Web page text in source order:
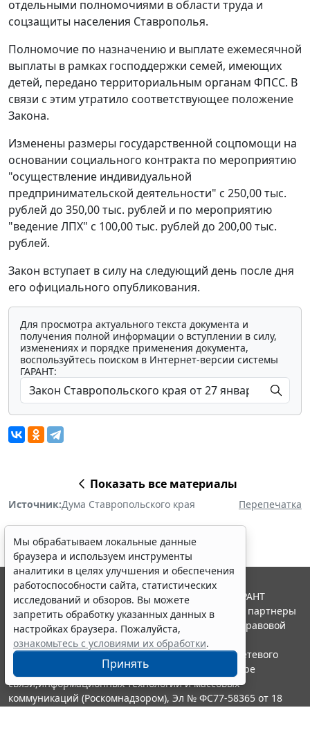
отдельными полномочиями в области труда и
соцзащиты населения Ставрополья.
Полномочие по назначению и выплате ежемесячной
выплаты в рамках господдержки семей, имеющих
детей, передано территориальным органам ФПСС. В
связи с этим утратило соответствующее положение
Закона.
Изменены размеры государственной соцпомощи на
основании социального контракта по мероприятию
"осуществление индивидуальной
предпринимательской деятельности" с 250,00 тыс.
рублей до 350,00 тыс. рублей и по мероприятию
"ведение ЛПХ" с 100,00 тыс. рублей до 200,00 тыс.
рублей.
Закон вступает в силу на следующий день после дня
его официального опубликования.
Для просмотра актуального текста документа и
получения полной информации о вступлении в силу,
изменениях и порядке применения документа,
воспользуйтесь поиском в Интернет-версии системы
ГАРАНТ:
Показать все материалы
Источник:Дума Ставропольского края Перепечатка
Мы обрабатываем локальные данные
браузера и используем инструменты
аналитики в целях улучшения и обеспечения
работоспособности сайта, статистических
исследований и обзоров. Вы можете
запретить обработку указанных данных в
настройках браузера. Пожалуйста,
ознакомьтесь с условиями их обработки.
Принять
© ООО "НПП "ГАРАНТ-СЕРВИС", 2026. Система ГАРАНТ
выпускается с 1990 года. Компания "Гарант" и ее партнеры
являются участниками Российской ассоциации правовой
информации ГАРАНТ.
Портал ГАРАНТ.РУ зарегистрирован в качестве сетевого
издания Федеральной службой по надзору в сфере
связи,информационных технологий и массовых
коммуникаций (Роскомнадзором), Эл № ФС77-58365 от 18